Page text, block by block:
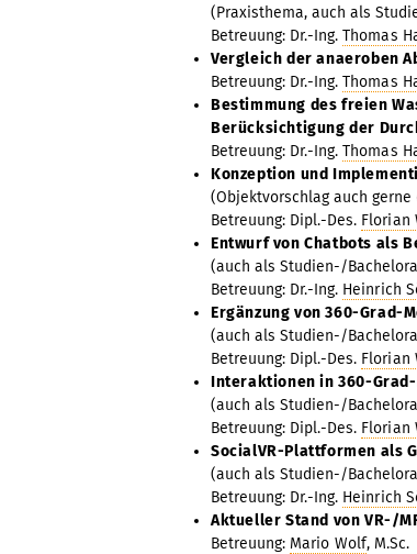
(Praxisthema, auch als
Betreuung: Dr.-Ing. Thomas
Vergleich der anaeroben
Betreuung: Dr.-Ing. Thomas
Bestimmung des freien
Berücksichtigung der
Betreuung: Dr.-Ing. Thomas
Konzeption und
(Objektvorschlag auch
Betreuung: Dipl.-Des. Florian
Entwurf von Chatbots als
(auch als Studien-/
Betreuung: Dr.-Ing. Heinrich
Ergänzung von 360-Grad-
(auch als Studien-/
Betreuung: Dipl.-Des. Florian
Interaktionen in 360-
(auch als Studien-/
Betreuung: Dipl.-Des. Florian
SocialVR-Plattformen als
(auch als Studien-/
Betreuung: Dr.-Ing. Heinrich
Aktueller Stand von VR-/
Betreuung: Mario Wolf, M.Sc.